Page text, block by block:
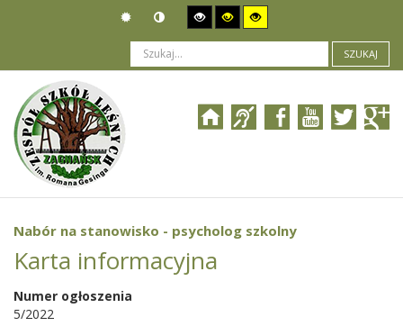
SZUKAJ
Jesteś tutaj: Ogłoszenia
Nabór na stanowisko - psycholog szkolny
Nabór na stanowisko - psycholog szkolny
Karta informacyjna
Numer ogłoszenia
5/2022